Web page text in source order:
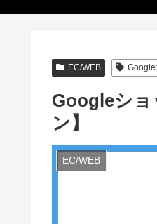
EC/WEB Google
Googleショ
ン】
EC/WEB